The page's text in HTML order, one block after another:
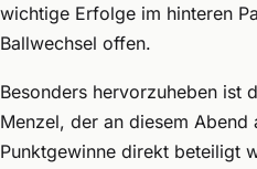
wichtige Erfolge im hinteren
Ballwechsel offen.
Besonders hervorzuheben ist
Menzel, der an diesem Abend
Punktgewinne direkt beteiligt